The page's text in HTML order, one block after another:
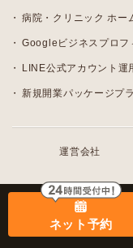
ネット予約
病院・クリニック ホー
Googleビジネスプロフ
LINE公式アカウント運
新規開業パッケージプ
運営会社
© 2010 -